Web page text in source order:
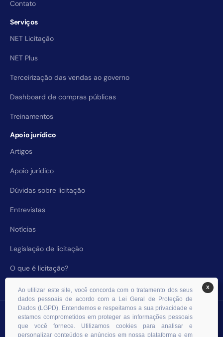
Contato
Serviços
NET Licitação
NET Plus
Terceirização das vendas ao governo
Dashboard de compras públicas
Treinamentos
Apoio jurídico
Artigos
Apoio jurídico
Dúvidas sobre licitação
Entrevistas
Notícias
Legislação de licitação
O que é licitação?
© 2026 RHS Licitações. Todos os direitos reservados.
X
Ao utilizar este site, você concorda com o tratamento dos seus
dados pessoais de acordo com a Lei Geral de Proteção de
Dados (LGPD). Entendemos e respeitamos a sua privacidade e
estamos comprometidos em proteger as informações pessoais
que você fornece. Utilizamos cookies para analisar e
personalizar conteúdos e anúncios em nossa plataforma e em